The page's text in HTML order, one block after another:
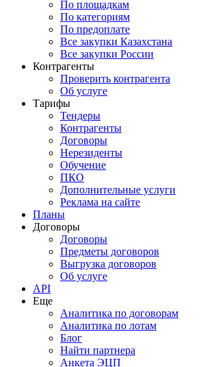
По площадкам
По категориям
По предоплате
Все закупки Казахстана
Все закупки России
Контрагенты
Проверить контрагента
Об услуге
Тарифы
Тендеры
Контрагенты
Договоры
Нерезиденты
Обучение
ПКО
Дополнительные услуги
Реклама на сайте
Планы
Договоры
Договоры
Предметы договоров
Выгрузка договоров
Об услуге
API
Еще
Аналитика по договорам
Аналитика по лотам
Блог
Найти партнера
Анкета ЭЦП